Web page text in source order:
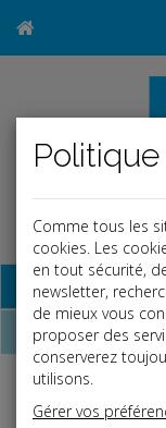
Base documentaire
Dépêches
Liste des
Comme tous les
cookies. Les
en tout sécurité,
newsletter,
de mieux vous
proposer des
conserverez
utilisons.
Gérer vos